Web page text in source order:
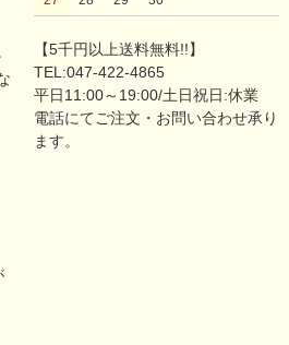
【5千円以上送料無料!!】
TEL:047-422-4865
平日11:00～19:00/土日祝日:休業
電話にてご注文・お問い合わせ承り
ます。